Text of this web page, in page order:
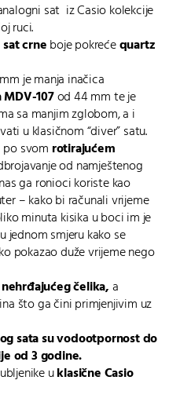
sat iz Casio kolekcije
ruci.
crneboje pokrećequartz
je manja inačica
MDV-107od 44 mm te je
sa manjim zglobom, a i
u klasičnom “diver” satu.
po svom rotirajućem
od namještenog
ga ronioci koriste kao
– kako bi računali vrijeme
minuta kisika u boci im je
jednom smjeru kako se
pokazao duže vrijeme nego
čelika,a
što ga čini primjenjivim uz
sata suvodootpornost do
od 3 godine.
uklasičneCasio